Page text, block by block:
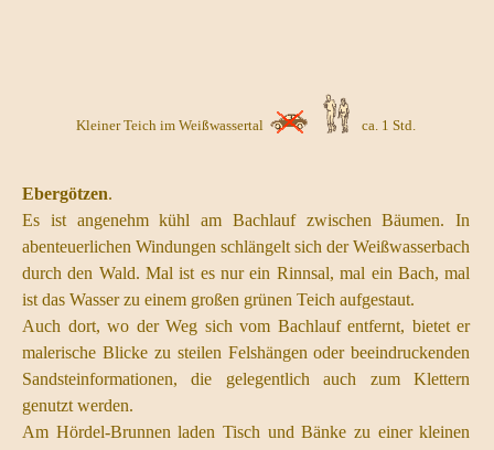
Kleiner Teich im Weißwassertal ca. 1 Std.
Ebergötzen.
Es ist angenehm kühl am Bachlauf zwischen Bäumen. In
abenteuerlichen Windungen schlängelt sich der Weißwasserbach
durch den Wald. Mal ist es nur ein Rinnsal, mal ein Bach, mal
ist das Wasser zu einem großen grünen Teich aufgestaut.
Auch dort, wo der Weg sich vom Bachlauf entfernt, bietet er
malerische Blicke zu steilen Felshängen oder beeindruckenden
Sandsteinformationen, die gelegentlich auch zum Klettern
genutzt werden.
Am Hördel-Brunnen laden Tisch und Bänke zu einer kleinen